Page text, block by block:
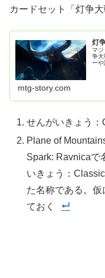
カードセット「灯争
灯
マジ
争大
ーや
mtg-story.com
せんがいきょう
Plane of
Spark: Ravnicaで
いきょう：
た名称である。
ておく